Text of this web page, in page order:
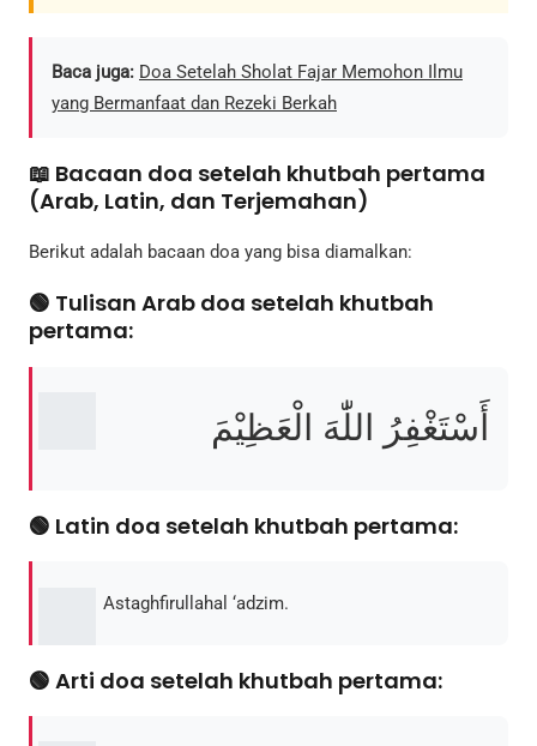
Baca juga: Doa Setelah Sholat Fajar Memohon Ilmu
yang Bermanfaat dan Rezeki Berkah
📖 Bacaan doa setelah khutbah pertama
(Arab, Latin, dan Terjemahan)
Berikut adalah bacaan doa yang bisa diamalkan:
🟢 Tulisan Arab doa setelah khutbah
pertama:
أَسْتَغْفِرُ اللّٰهَ الْعَظِيْمَ
🟢 Latin doa setelah khutbah pertama:
Astaghfirullahal ‘adzim.
🟢 Arti doa setelah khutbah pertama: